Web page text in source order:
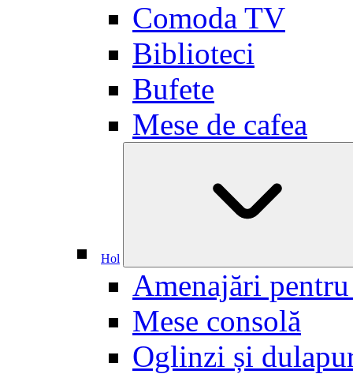
Comoda TV
Biblioteci
Bufete
Mese de cafea
Hol
Amenajări
Mese consolă
Oglinzi și